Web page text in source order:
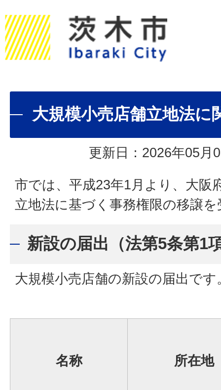
大規模小売店舗立地法に
更新日：2026年05月
市では、平成23年1月より、大阪
立地法に基づく事務権限の移譲
新設の届出（法第5条第1
大規模小売店舗の新設の届出です
名称 所在地